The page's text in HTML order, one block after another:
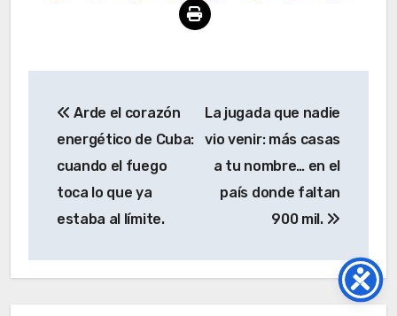
de
entradas
Arde el corazón
energético de Cuba:
cuando el fuego
toca lo que ya
estaba al límite.
La jugada que nadie
vio venir: más casas
a tu nombre… en el
país donde faltan
900 mil.